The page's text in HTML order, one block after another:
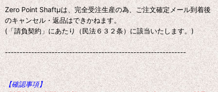
Zero Point Shaftμは、完全受注生産の為、ご注文確定メール到着後
のキャンセル・返品はできかねます。
(「請負契約」にあたり（民法６３２条）に該当いたします。)
--------------------------------------------------------------
【確認事項】